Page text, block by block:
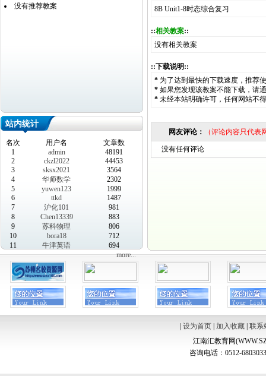
没有推荐教案
站内统计
名次 用户名
文章数
1
admin
48191
2
ckzl2022
44453
3
sksx2021
3564
4
华师数学
2302
5
yuwen123
1999
6
ttkd
1487
7
沪化101
981
8
Chen13339
883
9
苏科物理
806
10
bora18
712
11
牛津英语
694
more...
8B Unit1-8时态综合复习
::相关教案::
没有相关教案
::下载说明::
* 为了达到最快的下载速度，推荐
* 如果您发现该教案不能下载，请
* 未经本站明确许可，任何网站不
网友评论： （评论内容只代
没有任何评论
设为首页| 加入收藏| 联系
江南汇教育网
咨询电话：0512-